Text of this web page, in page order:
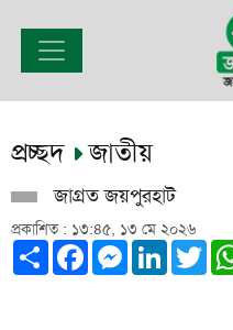
প্রচ্ছদ জাতীয়
জাগ্রত জয়পুরহাট
প্রকাশিত : ১৩:৪৫, ১৩ মে ২০২৬
ShareFacebook